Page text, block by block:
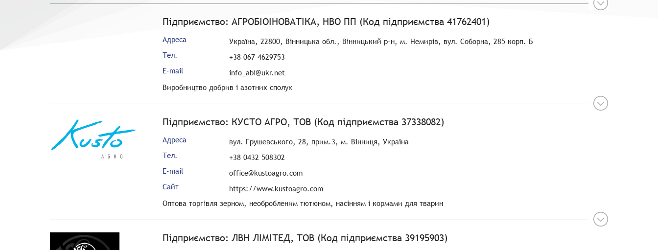
Підприємство: АГРОБІОІНОВАТІКА, НВО ПП (Код підприємства 41762401)
Адреса
Україна, 22800, Вінницька обл., Вінницький р-н, м. Немирів, вул. Соборна, 285 корп. Б
Тел.
+38 067 4629753
E-mail
info_abi@ukr.net
Виробництво добрив і азотних сполук
Підприємство: КУСТО АГРО, ТОВ (Код підприємства 37338082)
Адреса
вул. Грушевського, 28, прим.3, м. Вінниця, Україна
Тел.
+38 0432 508302
E-mail
office@kustoagro.com
Сайт
https://www.kustoagro.com
Оптова торгівля зерном, необробленим тютюном, насінням і кормами для тварин
Підприємство: ЛВН ЛІМІТЕД, ТОВ (Код підприємства 39195903)